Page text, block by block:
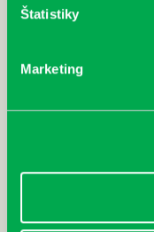
Štatistiky
Marketing